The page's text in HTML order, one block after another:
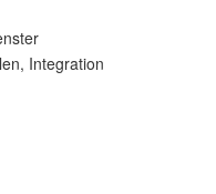
Integration